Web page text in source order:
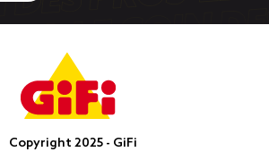
Copyright 2025 - GiFi